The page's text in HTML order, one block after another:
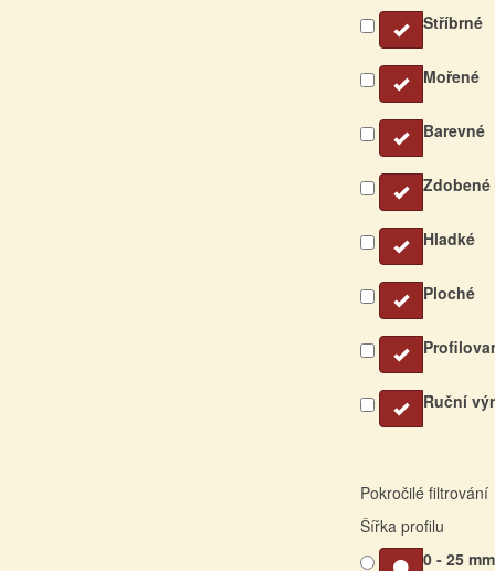
Stříbrné
Mořené
Barevné
Zdobené
Hladké
Ploché
Ruční
Pokročilé filtrování
Šířka profilu
0 - 25